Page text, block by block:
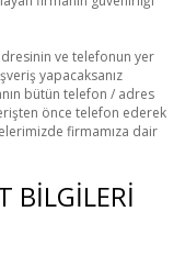
ve telefonun yer
yapacaksanız
bütün telefon / adres
önce telefon ederek
firmamıza dair
BİLGİLERİ